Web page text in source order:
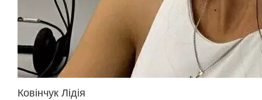
Ковінчук Лідія